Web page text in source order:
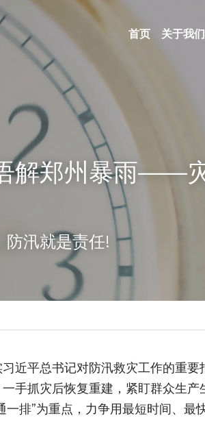
首页 关于我们
解郑州暴雨——
防汛就是责任!
近平总书记对防汛救灾工作的重
手抓灾后恢复重建，紧盯群众生产
一排”为重点，力争用最短时间、